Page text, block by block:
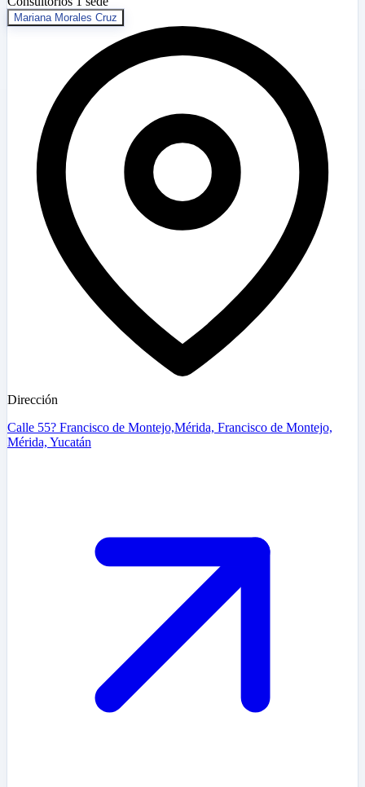
Mariana Morales Cruz
Dirección
Calle 55? Francisco de Montejo,Mérida, Francisco de Montejo,
Mérida, Yucatán